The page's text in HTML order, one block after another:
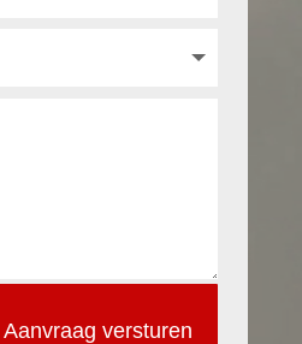
Aanvraag versturen